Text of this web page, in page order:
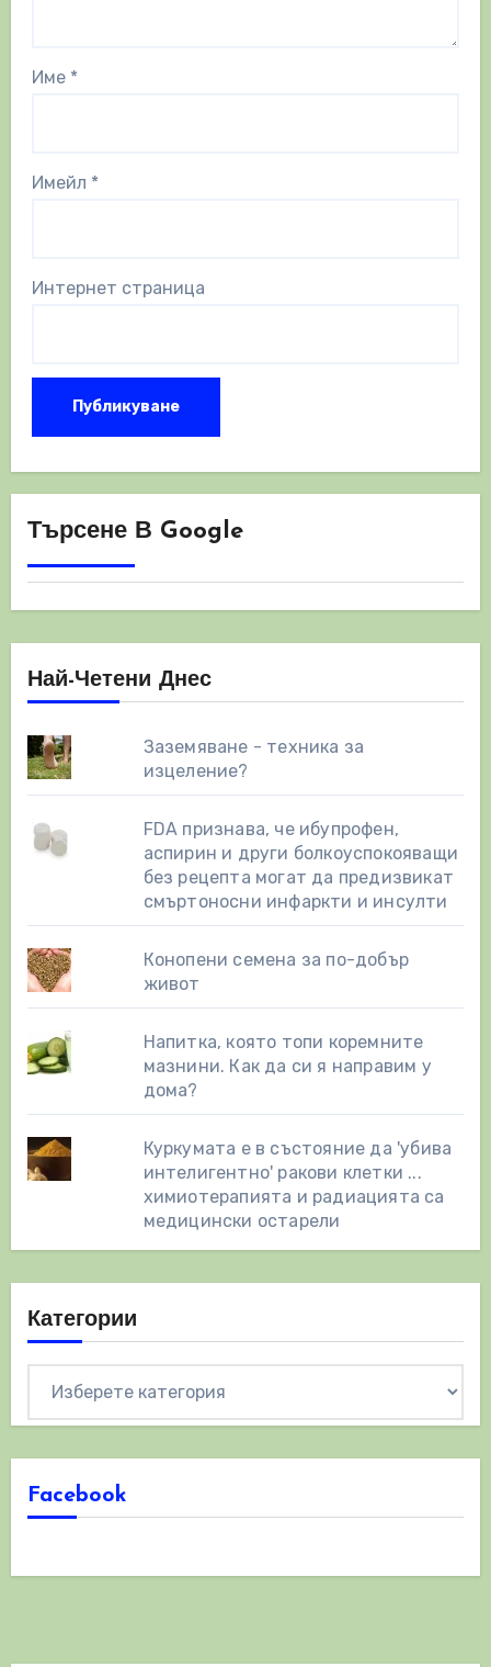
Име *
Имейл *
Интернет страница
Търсене В Google
Най-Четени Днес
Заземяване - техника за
изцеление?
FDA признава, че ибупрофен,
аспирин и други болкоуспокояващи
без рецепта могат да предизвикат
смъртоносни инфаркти и инсулти
Конопени семена за по-добър
живот
Напитка, която топи коремните
мазнини. Как да си я направим у
дома?
Куркумата е в състояние да 'убива
интелигентно' ракови клетки ...
химиотерапията и радиацията са
медицински остарели
Категории
Facebook